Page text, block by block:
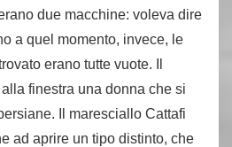
due macchine: voleva dire
a quel momento, invece, le
erano tutte vuote. Il
finestra una donna che si
Il maresciallo Cattafi
ad aprire un tipo distinto, che